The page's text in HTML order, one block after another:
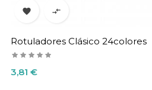
 
Rotuladores Clásico 24colores
Precio
3,81 €